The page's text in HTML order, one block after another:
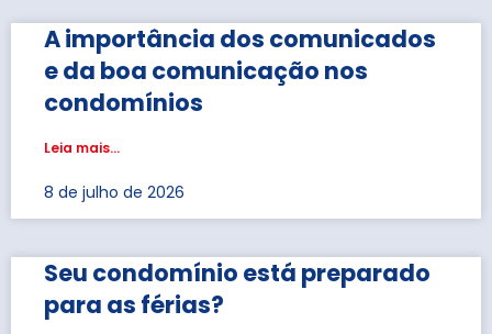
A importância dos comunicados
e da boa comunicação nos
condomínios
Leia mais...
8 de julho de 2026
Seu condomínio está preparado
para as férias?